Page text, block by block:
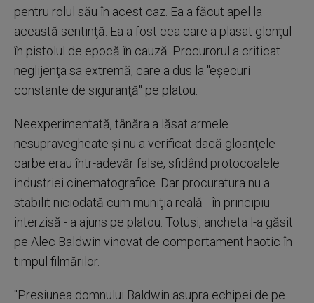
pentru rolul său în acest caz. Ea a făcut apel la
această sentinţă. Ea a fost cea care a plasat glonţul
în pistolul de epocă în cauză. Procurorul a criticat
neglijenţa sa extremă, care a dus la "eşecuri
constante de siguranţă" pe platou.
Neexperimentată, tânăra a lăsat armele
nesupravegheate şi nu a verificat dacă gloanţele
oarbe erau într-adevăr false, sfidând protocoalele
industriei cinematografice. Dar procuratura nu a
stabilit niciodată cum muniţia reală - în principiu
interzisă - a ajuns pe platou. Totuşi, ancheta l-a găsit
pe Alec Baldwin vinovat de comportament haotic în
timpul filmărilor.
"Presiunea domnului Baldwin asupra echipei de pe